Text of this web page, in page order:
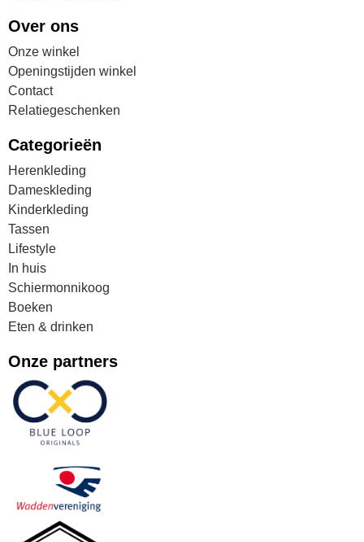
Over ons
Onze winkel
Openingstijden winkel
Contact
Relatiegeschenken
Categorieën
Herenkleding
Dameskleding
Kinderkleding
Tassen
Lifestyle
In huis
Schiermonnikoog
Boeken
Eten & drinken
Onze partners